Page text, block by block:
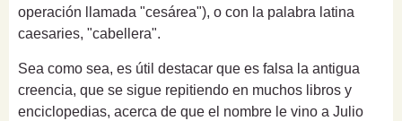
operación llamada "cesárea"), o con la palabra latina
caesaries, "cabellera".
Sea como sea, es útil destacar que es falsa la antigua
creencia, que se sigue repitiendo en muchos libros y
enciclopedias, acerca de que el nombre le vino a Julio